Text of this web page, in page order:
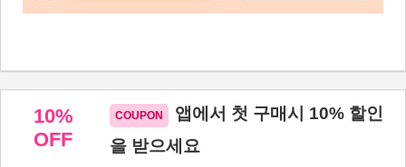
10%
OFF
앱에서 첫 구매시 10% 할인
을 받으세요